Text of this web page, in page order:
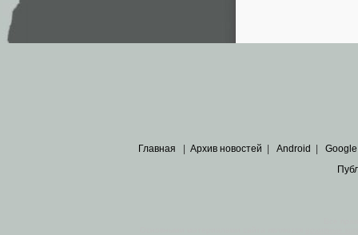
Главная Архив новостей Android Google